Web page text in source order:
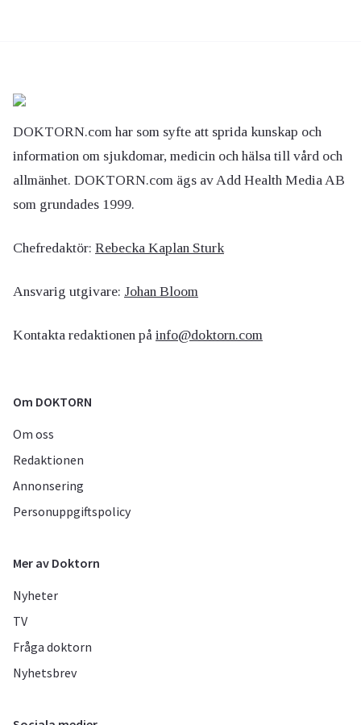
DOKTORN.com har som syfte att sprida kunskap och
information om sjukdomar, medicin och hälsa till vård och
allmänhet. DOKTORN.com ägs av Add Health Media AB
som grundades 1999.
Chefredaktör: Rebecka Kaplan Sturk
Ansvarig utgivare: Johan Bloom
Kontakta redaktionen på info@doktorn.com
Om DOKTORN
Om oss
Redaktionen
Annonsering
Personuppgiftspolicy
Mer av Doktorn
Nyheter
TV
Fråga doktorn
Nyhetsbrev